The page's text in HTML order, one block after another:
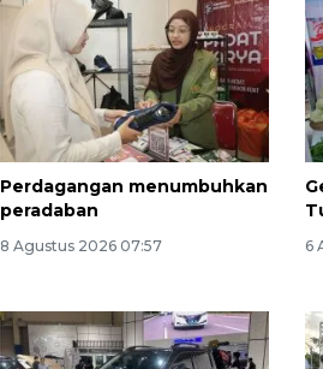
Perdagangan menumbuhkan
peradaban
8 Agustus 2026 07:57 6
Lomba
2026
23 jam lalu